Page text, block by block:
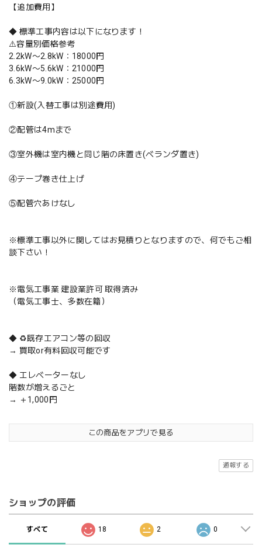
【追加費用】
◆ 標準工事内容は以下になります！
⚠️容量別価格参考
2.2kW〜2.8kW：18000円
3.6kW〜5.6kW：21000円
6.3kW〜9.0kW：25000円
①新設(入替工事は別途費用)
②配管は4mまで
③室外機は室内機と同じ階の床置き(ベランダ置き)
④テープ巻き仕上げ
⑤配管穴あけなし
※標準工事以外に関してはお見積りとなりますので、何でもご相
談下さい！
※電気工事業 建設業許可 取得済み
（電気工事士、多数在籍）
◆ ♻️既存エアコン等の回収
→ 買取or有料回収可能です
◆ エレベーターなし
階数が増えるごと
→ ＋1,000円
この商品をアプリで見る
通報する
ショップの評価
すべて 18 2 0